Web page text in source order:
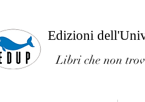
Edizioni
Libri che non